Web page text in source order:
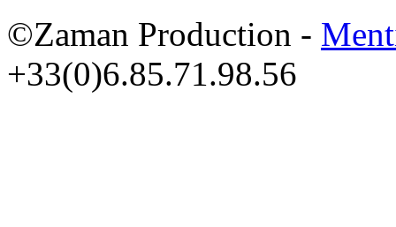
©Zaman Production -
+33(0)6.85.71.98.56